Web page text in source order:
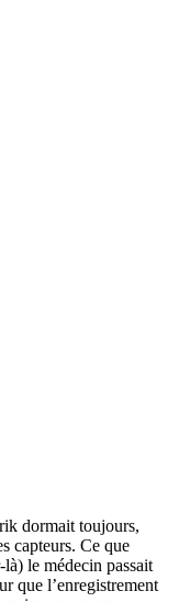
dormait toujours,
capteurs. Ce que
le médecin passait
que l’enregistrement